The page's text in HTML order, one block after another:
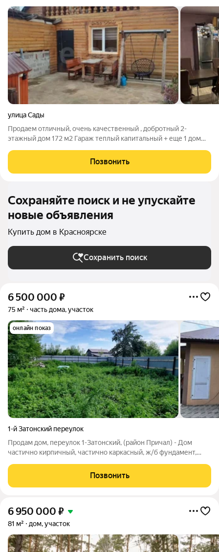
улица Сады
Продаем отличный, очень качественный , добротный 2-
этажный дом 172 м2 Гараж теплый капитальный + еще 1 дом
супер!!!! самый экологически чистый район- Октябрьский! по
ул. Сады. Территориально
Позвонить
Сохраняйте поиск и не упускайте
новые объявления
Купить дом в Красноярске
Сохранить поиск
6 500 000 ₽
75 м² часть дома, участок
онлайн показ
1-й Затонский переулок
Продам дом, переулок 1-Затонский, (район Причал) - Дом
частично кирпичный, частично каркасный, ж/б фундамент,
есть просторная гостиная столовая с 2 окнами, спальня,
отдельная кухня, сан узел
Позвонить
6 950 000 ₽
81 м² дом, участок